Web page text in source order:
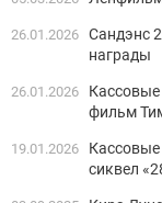
26.01.2026 Сандэнс
награды
26.01.2026
фильм
19.01.2026
сиквел